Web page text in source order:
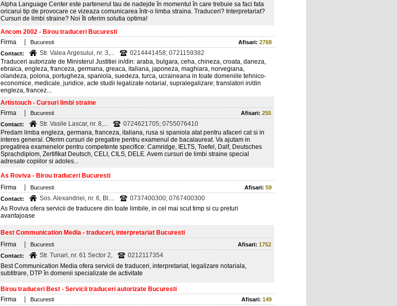
Alpha Language Center este partenerul tau de nadejde în momentul în care trebuie sa faci fata
oricarui tip de provocare ce vizeaza comunicarea într-o limba straina. Traduceri? Interpretariat?
Cursuri de limbi straine? Noi îti oferim solutia optima!
Ancom 2002 - Birou traduceri Bucuresti
Firma
Bucuresti Afisari: 2768
Contact:
Str. Valea Argesului, nr. 3,...
0214441458; 0721159382
Traduceri autorizate de Ministerul Justitiei in/din: araba, bulgara, ceha, chineza, croata, daneza,
ebraica, engleza, franceza, germana, greaca, italiana, japoneza, maghiara, norvegiana,
olandeza, polona, portugheza, spaniola, suedeza, turca, ucraineana in toate domeniile tehnico-
economice, medicale, juridice, acte studii legalizate notarial, supralegalizare; translatori in/din
engleza, francez...
Artistouch - Cursuri limbi straine
Firma
Bucuresti Afisari: 255
Contact:
Str. Vasile Lascar, nr. 8,...
0724621705; 0755076410
Predam limba engleza, germana, franceza, italiana, rusa si spaniola atat pentru afaceri cat si in
interes general. Oferim cursuri de pregatire pentru examenul de bacalaureat. Va ajutam in
pregatirea examenelor pentru competente specifice: Camridge, IELTS, Toefel, Dalf, Deutsches
Sprachdiplom, Zertifikat Deutsch, CELI, CILS, DELE. Avem cursuri de limbi straine special
adresate copiilor si adoles...
As Roviva - Birou traduceri Bucuresti
Firma
Bucuresti Afisari: 59
Contact:
Sos. Alexandriei, nr. 6, Bl....
0737400300; 0767400300
As Roviva ofera servicii de traducere din toate limbile, in cel mai scut timp si cu preturi
avantajoase
Best Communication Media - traduceri, interpretariat Bucuresti
Firma
Bucuresti Afisari: 1752
Contact:
Str. Tunari, nr. 61 Sector 2,
0212117354
Best Communication Media ofera servicii de traduceri, interpretariat, legalizare notariala,
subtitrare, DTP în domenii specializate de activitate
Birou traduceri Best - Servicii traduceri autorizate Bucuresti
Firma
Bucuresti Afisari: 149